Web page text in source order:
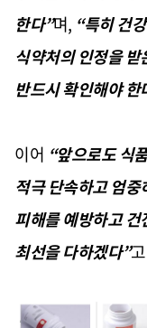
한다”며, “특히 건
식약처의 인정을
반드시 확인해야 한
이어 “앞으로도 식
적극 단속하고 엄
피해를 예방하고 건
최선을 다하겠다”